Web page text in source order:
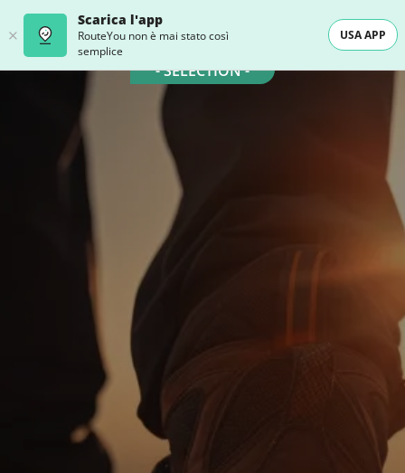
Scarica l'app
RouteYou non è mai stato così
semplice
USA APP
- SELECTION -